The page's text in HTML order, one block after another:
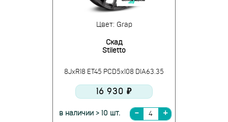
Цвет: Grap
Скад
Stiletto
8JxR18 ET45 PCD5x108 DIA63.35
16 930 ₽
в наличии > 10 шт.